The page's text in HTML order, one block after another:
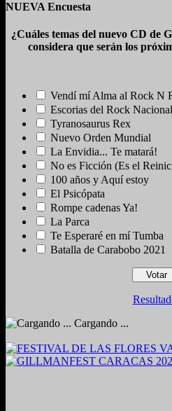
NUEVA Encuesta
¿Cuáles temas del nuevo CD
considera que serán los
Vendí mí Alma al Rock N
Escorias del Rock Nacional
Tyranosaurus Rex
Nuevo Orden Mundial
La Envidia... Te matará!
No es Ficción (Es el
100 años y Aquí estoy
El Psicópata
Rompe cadenas Ya!
La Parca
Te Esperaré en mí Tumba
Batalla de Carabobo 2021
Cargando ...